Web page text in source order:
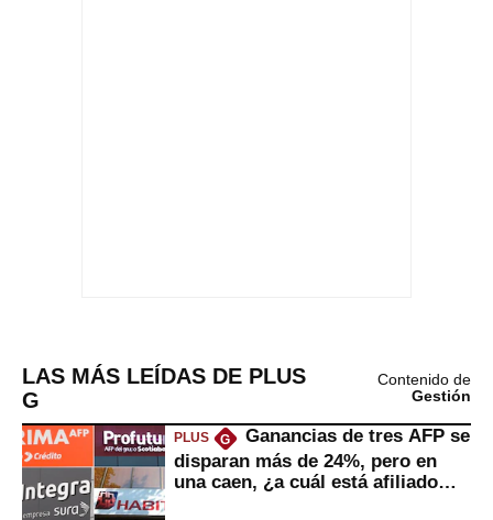
LAS MÁS LEÍDAS DE PLUS
G
Contenido de
Gestión
PLUS G
Ganancias de tres AFP se
disparan más de 24%, pero en
una caen, ¿a cuál está afiliado